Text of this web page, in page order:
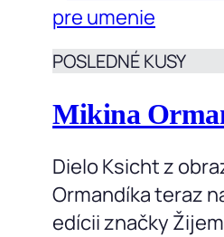
POSLEDNÉ KUSY
Mikina
Dielo Ksicht z
Ormandíka teraz
edícii značky